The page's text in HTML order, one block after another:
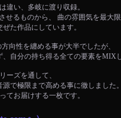
違い、多岐に渡り収録。
せるものから、 曲の雰囲気を最大
た作品にしています。
向性を纏める事が大半でしたが、
自分の持ち得る全ての要素をMIX
ーズを通して、
で極限まで高める事に徹しました
てお届けする一枚です。